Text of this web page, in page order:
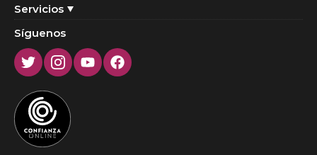
Servicios
Síguenos
TwitterInstagram
YoutubeFacebook